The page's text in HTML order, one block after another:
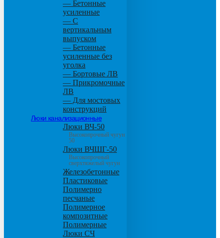
— Бетонные
усиленные
— С
вертикальным
выпуском
— Бетонные
усиленные без
уголка
— Бортовые ЛВ
— Прикромочные
ЛВ
— Для мостовых
конструкций
Люки канализационные
Люки ВЧ-50
Высокопрочный чугун
50
Люки ВЧШГ-50
Высокопрочный
сверхтяжелый чугун
Железобетонные
Пластиковые
Полимерно
песчаные
Полимерное
композитные
Полимерные
Люки СЧ